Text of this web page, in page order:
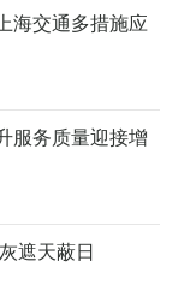
海交通多措施应
服务质量迎接增
遮天蔽日